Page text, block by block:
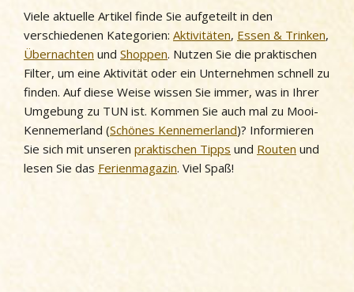
Viele aktuelle Artikel finde Sie aufgeteilt in den
verschiedenen Kategorien: Aktivitäten, Essen & Trinken,
Übernachten und Shoppen. Nutzen Sie die praktischen
Filter, um eine Aktivität oder ein Unternehmen schnell zu
finden. Auf diese Weise wissen Sie immer, was in Ihrer
Umgebung zu TUN ist. Kommen Sie auch mal zu Mooi-
Kennemerland (Schönes Kennemerland)? Informieren
Sie sich mit unseren praktischen Tipps und Routen und
lesen Sie das Ferienmagazin. Viel Spaß!